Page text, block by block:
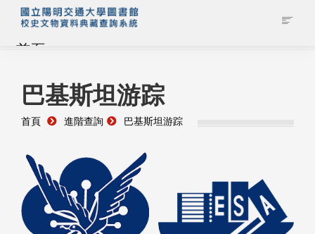
首頁
藏品查詢
校史館簡介
藏品清單全覽
資料調閱申請
巴基斯坦游踪
首頁 進階查詢 巴基斯坦游踪